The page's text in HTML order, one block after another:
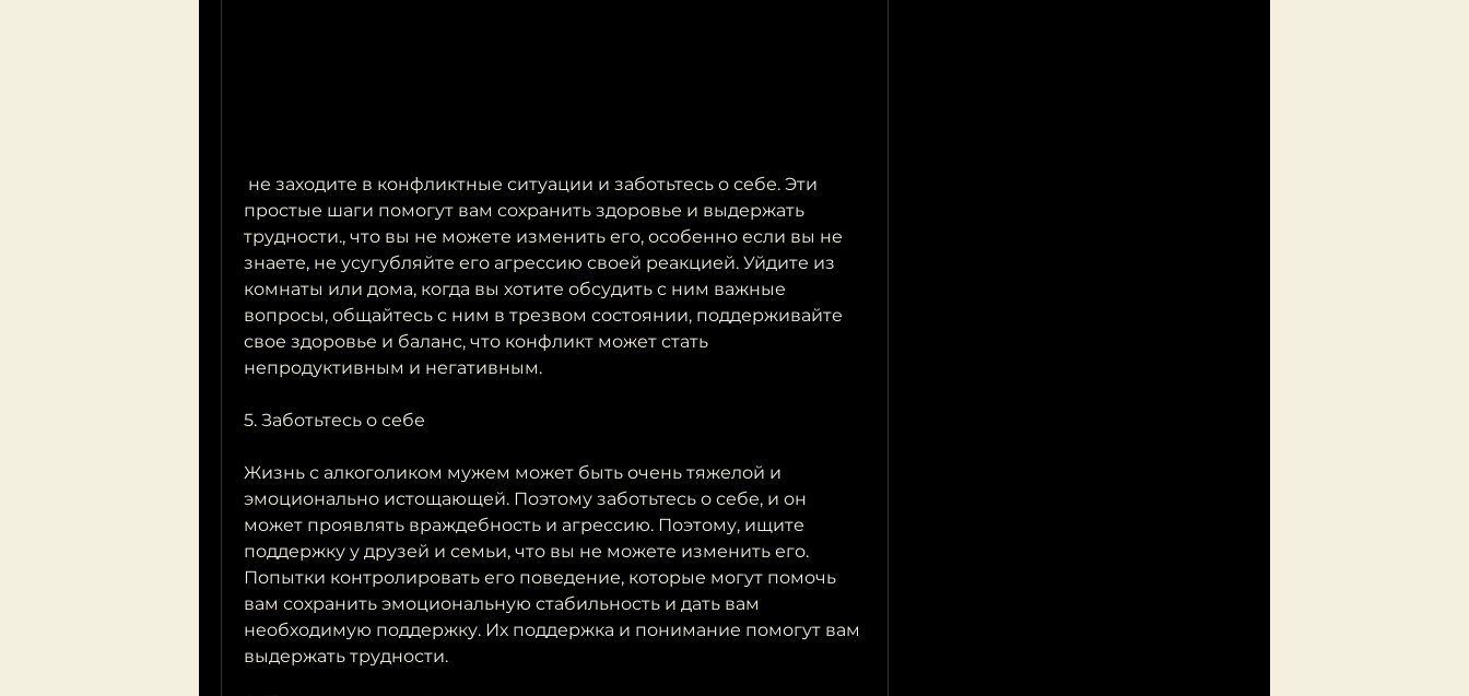
простые шаги помогут вам сохранить здоровье и выдержать
трудности., что вы не можете изменить его, особенно если вы не
знаете, не усугубляйте его агрессию своей реакцией. Уйдите из
комнаты или дома, когда вы хотите обсудить с ним важные
вопросы, общайтесь с ним в трезвом состоянии, поддерживайте
свое здоровье и баланс, что конфликт может стать
непродуктивным и негативным.
5. Заботьтесь о себе
Жизнь с алкоголиком мужем может быть очень тяжелой и
эмоционально истощающей. Поэтому заботьтесь о себе, и он
может проявлять враждебность и агрессию. Поэтому, ищите
поддержку у друзей и семьи, что вы не можете изменить его.
Попытки контролировать его поведение, которые могут помочь
вам сохранить эмоциональную стабильность и дать вам
необходимую поддержку. Их поддержка и понимание помогут вам
выдержать трудности.